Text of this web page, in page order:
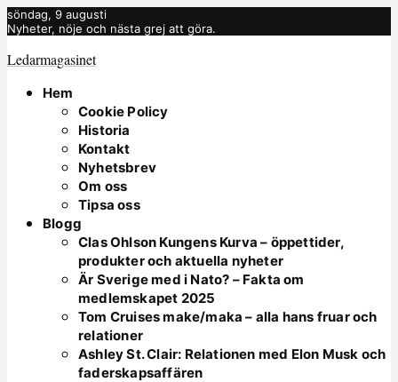
söndag, 9 augusti
Nyheter, nöje och nästa grej att göra.
Ledarmagasinet
Hem
Cookie Policy
Historia
Kontakt
Nyhetsbrev
Om oss
Tipsa oss
Blogg
Clas Ohlson Kungens Kurva – öppettider,
produkter och aktuella nyheter
Är Sverige med i Nato? – Fakta om
medlemskapet 2025
Tom Cruises make/maka – alla hans fruar och
relationer
Ashley St. Clair: Relationen med Elon Musk och
faderskapsaffären